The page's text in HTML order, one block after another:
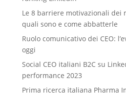
Le 8 barriere motivazionali dei
quali sono e come abbatterle
Ruolo comunicativo dei CEO:
oggi
Social CEO italiani B2C su
performance 2023
Prima ricerca italiana Pharma